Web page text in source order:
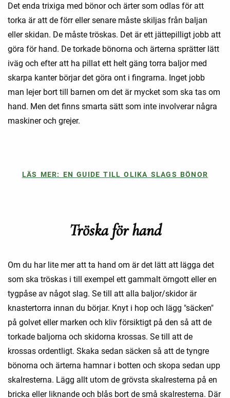
Det enda trixiga med bönor och ärter som odlas för att
torka är att de förr eller senare måste skiljas från baljan
eller skidan. De måste tröskas. Det är ett jättepilligt jobb att
göra för hand. De torkade bönorna och ärterna sprätter lätt
iväg och efter att ha pillat ett helt gäng torra baljor med
skarpa kanter börjar det göra ont i fingrarna. Inget jobb
man lejer bort till barnen om det är mycket som ska tas om
hand. Men det finns smarta sätt som inte involverar några
maskiner och grejer.
LÄS MER: EN GUIDE TILL OLIKA SLAGS BÖNOR
Tröska för hand
Om du har lite mer att ta hand om är det lätt att lägga det
som ska tröskas i till exempel ett gammalt örngott eller en
tygpåse av något slag. Se till att alla baljor/skidor är
knastertorra innan du börjar. Knyt i hop och lägg "säcken"
på golvet eller marken och kliv försiktigt på den så att de
torkade baljorna och skidorna krossas. Se till att de
krossas ordentligt. Skaka sedan säcken så att de tyngre
bönorna och ärterna hamnar i botten och skopa sedan upp
skalresterna. Lägg allt utom de grövsta skalresterna på en
bricka eller liknande och blås bort de små skalresterna. Där